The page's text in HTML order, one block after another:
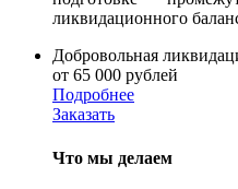
ликвидационного
Добровольная
от 65 000 рублей
Подробнее
Заказать
Что мы делаем